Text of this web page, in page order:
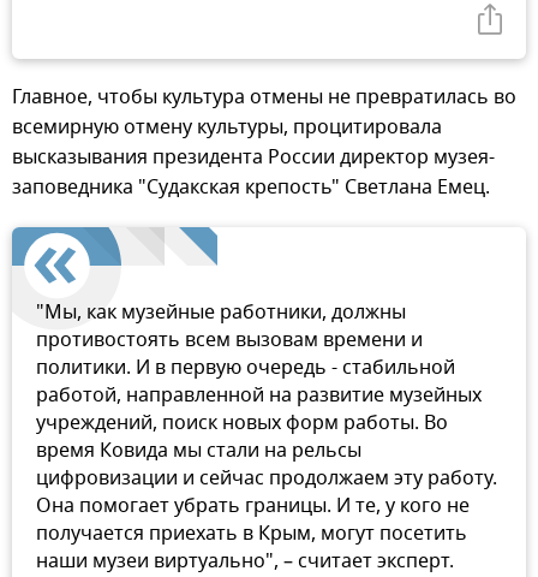
Главное, чтобы культура отмены не превратилась во
всемирную отмену культуры, процитировала
высказывания президента России директор музея-
заповедника "Судакская крепость" Светлана Емец.
"Мы, как музейные работники, должны
противостоять всем вызовам времени и
политики. И в первую очередь - стабильной
работой, направленной на развитие музейных
учреждений, поиск новых форм работы. Во
время Ковида мы стали на рельсы
цифровизации и сейчас продолжаем эту работу.
Она помогает убрать границы. И те, у кого не
получается приехать в Крым, могут посетить
наши музеи виртуально", – считает эксперт.